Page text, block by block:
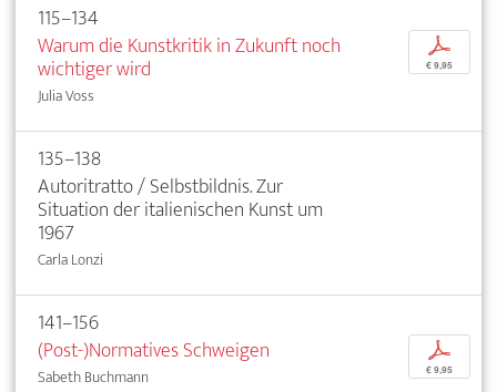
115–134
Warum die Kunstkritik in Zukunft noch
wichtiger wird
Julia Voss
p
€ 9,95
135–138
Autoritratto / Selbstbildnis. Zur
Situation der italienischen Kunst um
1967
Carla Lonzi
141–156
(Post-)Normatives Schweigen
Sabeth Buchmann
p
€ 9,95